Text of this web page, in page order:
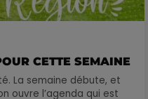
CETTE SEMAINE
La semaine débute, et
ouvre l’agenda qui est